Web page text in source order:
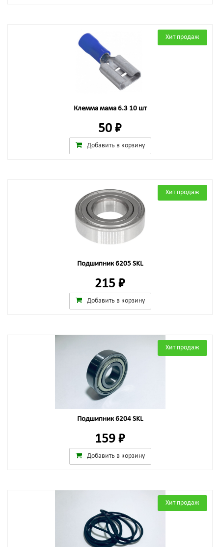
Хит продаж
Клемма мама 6.3 10 шт
50 ₽
Добавить в корзину
Хит продаж
Подшипник 6205 SKL
215 ₽
Добавить в корзину
Хит продаж
Подшипник 6204 SKL
159 ₽
Добавить в корзину
Хит продаж